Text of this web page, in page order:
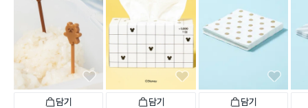
담기 담기 담기